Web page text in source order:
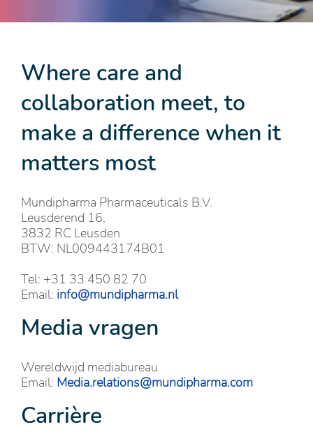
Where care and
collaboration meet, to
make a difference when it
matters most
Mundipharma Pharmaceuticals B.V.
Leusderend 16,
3832 RC Leusden
BTW: NL009443174B01
Tel: +31 33 450 82 70
Email: info@mundipharma.nl
Media vragen
Wereldwijd mediabureau
Email: Media.relations@mundipharma.com
Carrière